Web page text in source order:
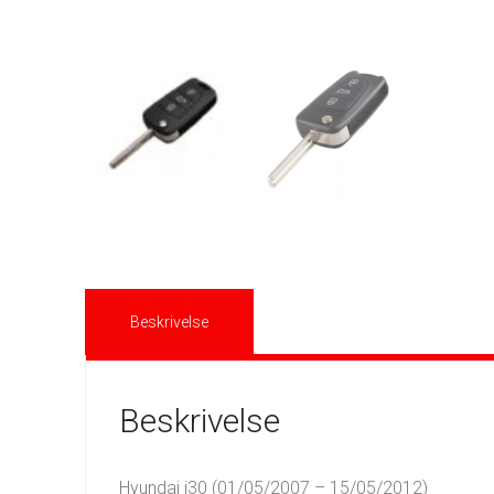
Beskrivelse
Beskrivelse
Hyundai i30 (01/05/2007 – 15/05/2012)